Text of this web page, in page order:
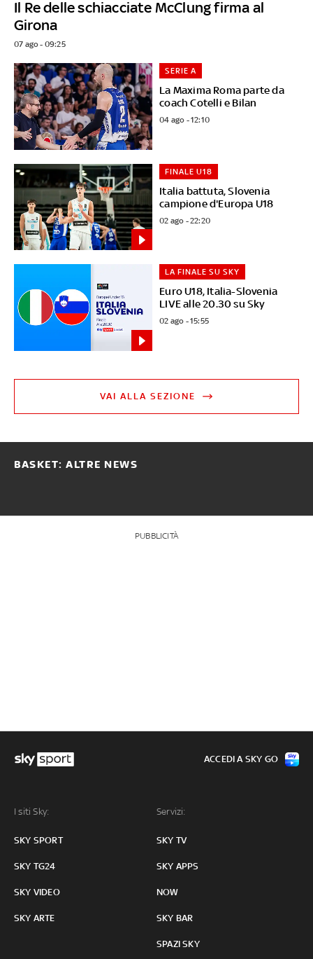
Il Re delle schiacciate McClung firma al
Girona
07 ago - 09:25
La Maxima Roma parte da
coach Cotelli e Bilan
SERIE A
04 ago - 12:10
Italia battuta, Slovenia
campione d'Europa U18
FINALE U18
02 ago - 22:20
Euro U18, Italia-Slovenia
LIVE alle 20.30 su Sky
LA FINALE SU SKY
02 ago - 15:55
VAI ALLA SEZIONE
BASKET: ALTRE NEWS
PUBBLICITÀ
I siti Sky:
SKY SPORT
SKY TG24
SKY VIDEO
SKY ARTE
Servizi:
SKY TV
SKY APPS
NOW
SKY BAR
SPAZI SKY
ACCEDI A SKY GO